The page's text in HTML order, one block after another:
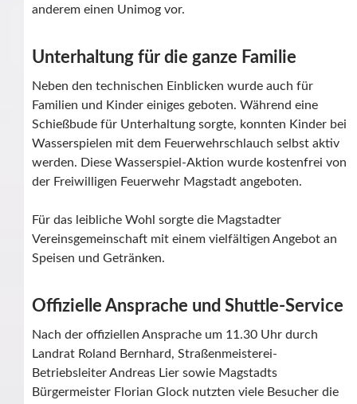
anderem einen Unimog vor.
Unterhaltung für die ganze Familie
Neben den technischen Einblicken wurde auch für
Familien und Kinder einiges geboten. Während eine
Schießbude für Unterhaltung sorgte, konnten Kinder bei
Wasserspielen mit dem Feuerwehrschlauch selbst aktiv
werden. Diese Wasserspiel-Aktion wurde kostenfrei von
der Freiwilligen Feuerwehr Magstadt angeboten.
Für das leibliche Wohl sorgte die Magstadter
Vereinsgemeinschaft mit einem vielfältigen Angebot an
Speisen und Getränken.
Offizielle Ansprache und Shuttle-Service
Nach der offiziellen Ansprache um 11.30 Uhr durch
Landrat Roland Bernhard, Straßenmeisterei-
Betriebsleiter Andreas Lier sowie Magstadts
Bürgermeister Florian Glock nutzten viele Besucher die